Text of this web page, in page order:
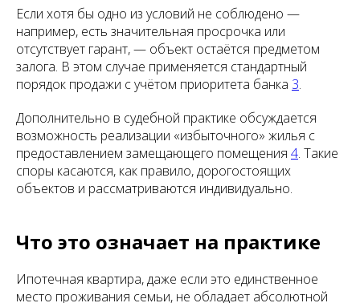
Если хотя бы одно из условий не соблюдено —
например, есть значительная просрочка или
отсутствует гарант, — объект остаётся предметом
залога. В этом случае применяется стандартный
порядок продажи с учётом приоритета банка 3.
Дополнительно в судебной практике обсуждается
возможность реализации «избыточного» жилья с
предоставлением замещающего помещения 4. Такие
споры касаются, как правило, дорогостоящих
объектов и рассматриваются индивидуально.
Что это означает на практике
Ипотечная квартира, даже если это единственное
место проживания семьи, не обладает абсолютной